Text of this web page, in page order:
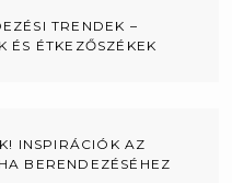
TRENDEK –
ÉS ÉTKEZŐSZÉKEK
INSPIRÁCIÓK AZ
BERENDEZÉSÉHEZ